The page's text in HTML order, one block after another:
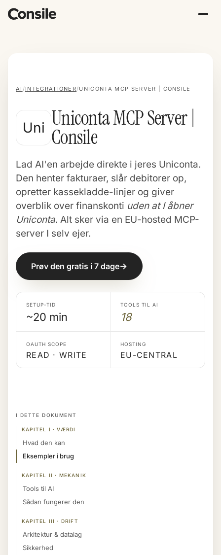
AI /INTEGRATIONER/UNICONTA MCP SERVER | CONSILE
Uni Uniconta MCP Server |
Consile
Lad AI'en arbejde direkte i jeres Uniconta.
Den henter fakturaer, slår debitorer op,
opretter kassekladde-linjer og giver
overblik over finanskonti uden at I åbner
Uniconta. Alt sker via en EU-hosted MCP-
server I selv ejer.
Prøv den gratis i 7 dage→
SETUP-TID
~20 min
TOOLS TIL AI
18
OAUTH SCOPE
READ · WRITE
HOSTING
EU-CENTRAL
I DETTE DOKUMENT
KAPITEL I · VÆRDI
Hvad den kan
Eksempler i brug
KAPITEL II · MEKANIK
Tools til AI
Sådan fungerer den
KAPITEL III · DRIFT
Arkitektur & datalag
Sikkerhed